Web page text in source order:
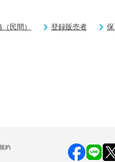
民間） 登録販売者
約